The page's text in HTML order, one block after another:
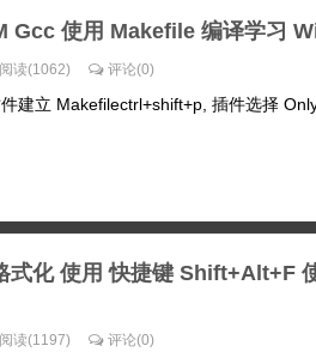
Gcc 使用 Makefile 编译学习
阅读(1062) 评论(0)
建立 Makefilectrl+shift+p, 插件选择
式化 使用 快捷键 Shift+Alt+F
阅读(1197) 评论(0)